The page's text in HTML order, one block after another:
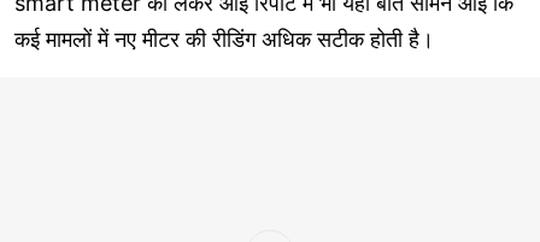
कई मामलों में नए मीटर की रीडिंग अधिक सटीक होती है।